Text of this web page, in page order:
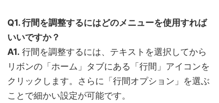
Q1. 行間を調整するにはどのメニューを使用すれば
いいですか？
A1. 行間を調整するには、テキストを選択してから
リボンの「ホーム」タブにある「行間」アイコンを
クリックします。さらに「行間オプション」を選ぶ
ことで細かい設定が可能です。